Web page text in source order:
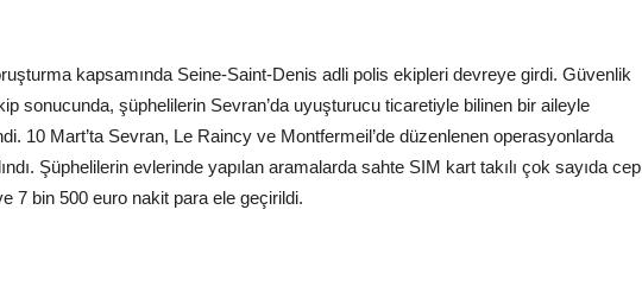
kapsamında Seine-Saint-Denis adli polis ekipleri devreye girdi. Güvenlik
sonucunda, şüphelilerin Sevran’da uyuşturucu ticaretiyle bilinen bir aileyle
10 Mart’ta Sevran, Le Raincy ve Montfermeil’de düzenlenen operasyonlarda
Şüphelilerin evlerinde yapılan aramalarda sahte SIM kart takılı çok sayıda cep
7 bin 500 euro nakit para ele geçirildi.